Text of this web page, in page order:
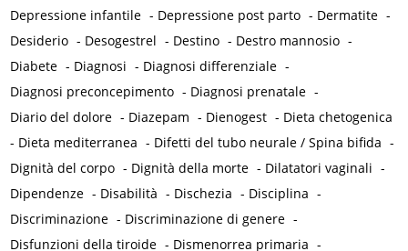
Depressione infantile - Depressione post parto - Dermatite -
Desiderio - Desogestrel - Destino - Destro mannosio -
Diabete - Diagnosi - Diagnosi differenziale -
Diagnosi preconcepimento - Diagnosi prenatale -
Diario del dolore - Diazepam - Dienogest - Dieta chetogenica
- Dieta mediterranea - Difetti del tubo neurale / Spina bifida -
Dignità del corpo - Dignità della morte - Dilatatori vaginali -
Dipendenze - Disabilità - Dischezia - Disciplina -
Discriminazione - Discriminazione di genere -
Disfunzioni della tiroide - Dismenorrea primaria -